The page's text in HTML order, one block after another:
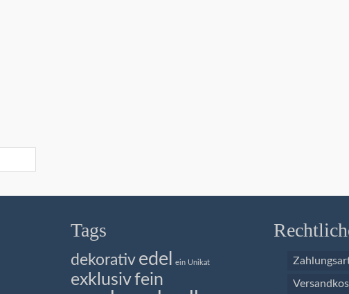
Tags
dekorativ edel ein Unikat
exklusivfein